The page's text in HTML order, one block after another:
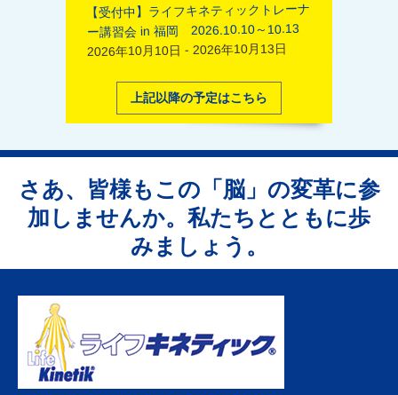
【受付中】ライフキネティックトレーナ
ー講習会 in 福岡 2026.10.10～10.13
2026年10月10日 - 2026年10月13日
上記以降の予定はこちら
さあ、皆様もこの「脳」の変革に参
加しませんか。私たちとともに歩
みましょう。